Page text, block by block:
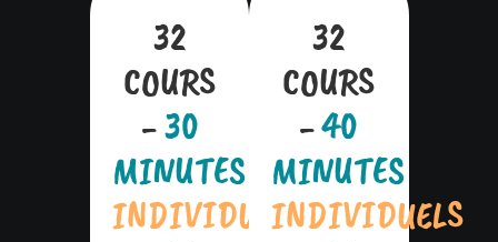
32
COURS
-30
MINUTES
INDIVIDUELS
32
COURS
-40
MINUTES
INDIVIDUELS